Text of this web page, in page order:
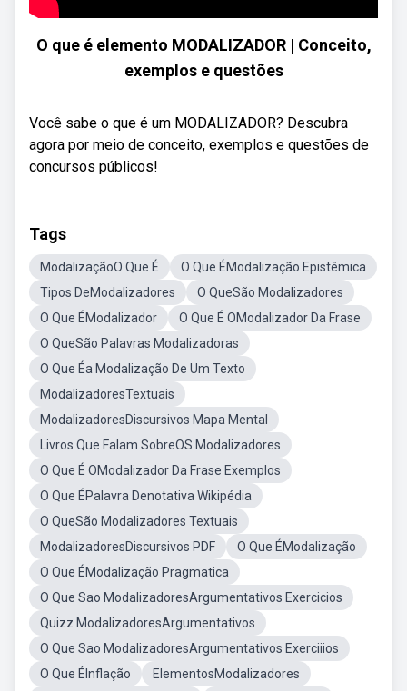
O que é elemento MODALIZADOR | Conceito,
exemplos e questões
Você sabe o que é um MODALIZADOR? Descubra
agora por meio de conceito, exemplos e questões de
concursos públicos!
Tags
ModalizaçãoO Que É
O Que ÉModalização Epistêmica
Tipos DeModalizadores
O QueSão Modalizadores
O Que ÉModalizador
O Que É OModalizador Da Frase
O QueSão Palavras Modalizadoras
O Que Éa Modalização De Um Texto
ModalizadoresTextuais
ModalizadoresDiscursivos Mapa Mental
Livros Que Falam SobreOS Modalizadores
O Que É OModalizador Da Frase Exemplos
O Que ÉPalavra Denotativa Wikipédia
O QueSão Modalizadores Textuais
ModalizadoresDiscursivos PDF
O Que ÉModalização
O Que ÉModalização Pragmatica
O Que Sao ModalizadoresArgumentativos Exercicios
Quizz ModalizadoresArgumentativos
O Que Sao ModalizadoresArgumentativos Exerciiios
O Que ÉInflação
ElementosModalizadores